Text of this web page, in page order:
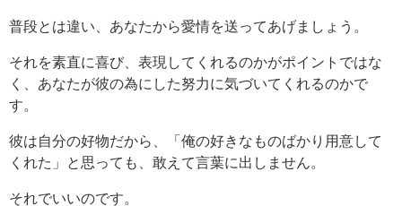
普段とは違い、あなたから愛情を送ってあげましょう。
それを素直に喜び、表現してくれるのかがポイントではな
く、あなたが彼の為にした努力に気づいてくれるのかで
す。
彼は自分の好物だから、「俺の好きなものばかり用意して
くれた」と思っても、敢えて言葉に出しません。
それでいいのです。